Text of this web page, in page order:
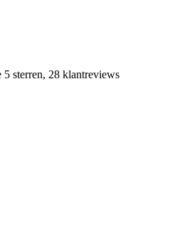
sterren, 28 klantreviews